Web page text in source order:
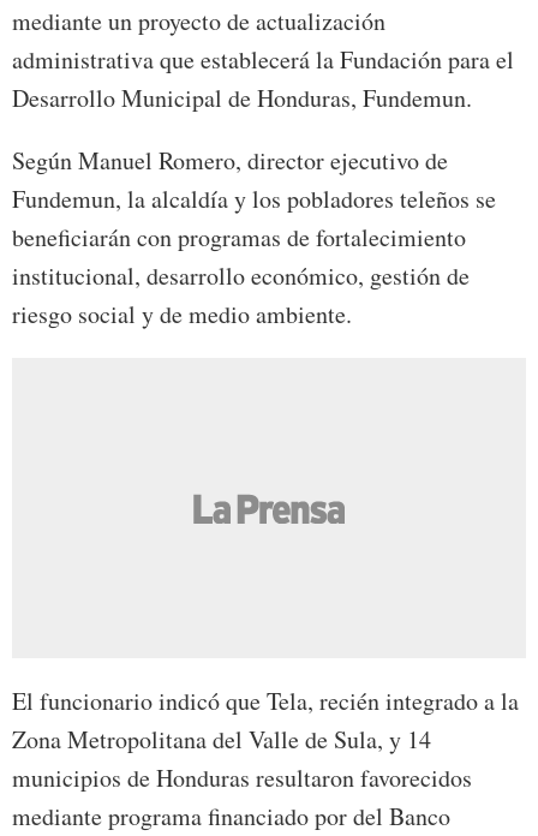
mediante un proyecto de actualización
administrativa que establecerá la Fundación para el
Desarrollo Municipal de Honduras, Fundemun.
Según Manuel Romero, director ejecutivo de
Fundemun, la alcaldía y los pobladores teleños se
beneficiarán con programas de fortalecimiento
institucional, desarrollo económico, gestión de
riesgo social y de medio ambiente.
El funcionario indicó que Tela, recién integrado a la
Zona Metropolitana del Valle de Sula, y 14
municipios de Honduras resultaron favorecidos
mediante programa financiado por del Banco